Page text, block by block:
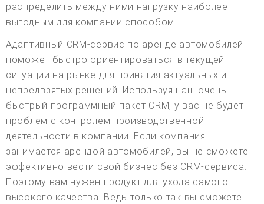
распределить между ними нагрузку наиболее
выгодным для компании способом.
Адаптивный CRM-сервис по аренде автомобилей
поможет быстро ориентироваться в текущей
ситуации на рынке для принятия актуальных и
непредвзятых решений. Используя наш очень
быстрый программный пакет CRM, у вас не будет
проблем с контролем производственной
деятельности в компании. Если компания
занимается арендой автомобилей, вы не сможете
эффективно вести свой бизнес без CRM-сервиса.
Поэтому вам нужен продукт для ухода самого
высокого качества. Ведь только так вы сможете